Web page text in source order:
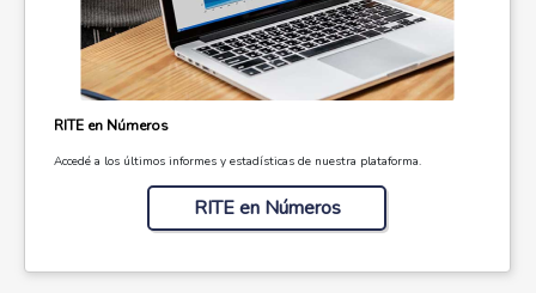
RITE en Números
Accedé a los últimos informes y estadísticas de nuestra plataforma.
RITE en Números